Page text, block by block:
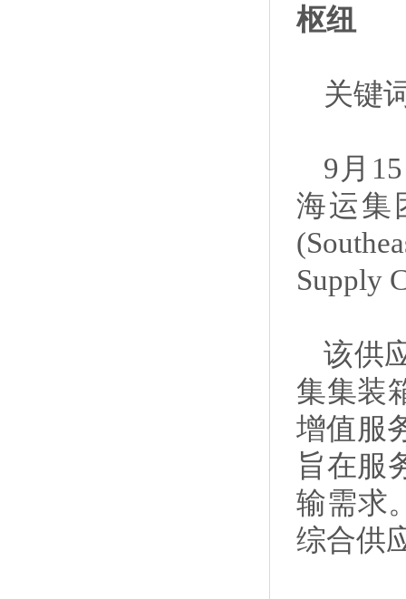
枢纽
关键
9月
海运集
Supply
该供
集集装
增值服
旨在服
输需求
综合供